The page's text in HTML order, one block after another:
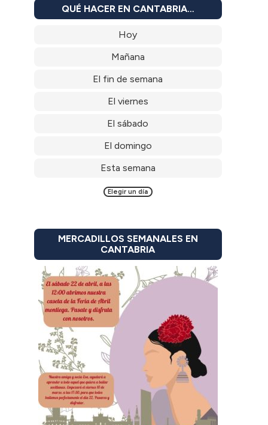
QUÉ HACER EN CANTABRIA…
Hoy
Mañana
El fin de semana
El viernes
El sábado
El domingo
Esta semana
Elegir un día
MERCADILLOS SEMANALES EN
CANTABRIA